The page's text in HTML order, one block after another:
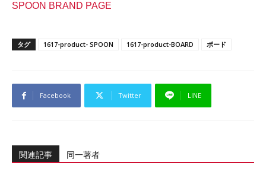
SPOON BRAND PAGE
タグ 1617-product- SPOON 1617-product-BOARD ボード
Facebook Twitter LINE
関連記事 同一著者